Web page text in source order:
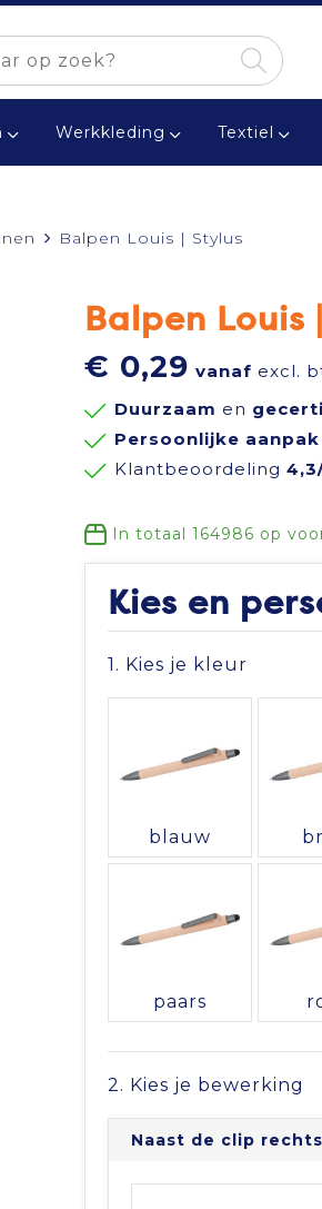
Werkkleding Textiel
Balpen Louis | Stylus
Balpen Louis
€ 0,29 vanaf excl.
Duurzaam en
Persoonlijke aanpak
Klantbeoordeling
In totaal 164986 op
Kies en
1. Kies je kleur
blauw
paars
2. Kies je bewerking
Naast de clip